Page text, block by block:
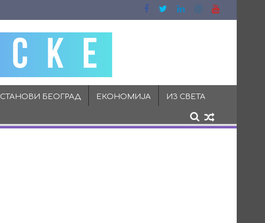
СТАНОВИ БЕОГРАД ЕКОНОМИЈА ИЗ СВЕТА